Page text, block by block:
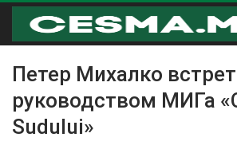
Петер Михалко
руководством МИГа
Sudului»